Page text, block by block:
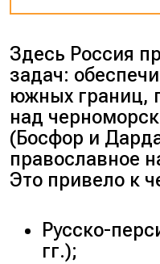
Здесь Россия
задач:
южных границ,
над
(Босфор и
православное
Это привело к
Русско-
гг.);